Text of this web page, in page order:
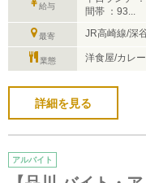
給与
間帯 ：93...
最寄 JR高崎線/深
業態 洋食屋/カレ
詳細を見る
アルバイト